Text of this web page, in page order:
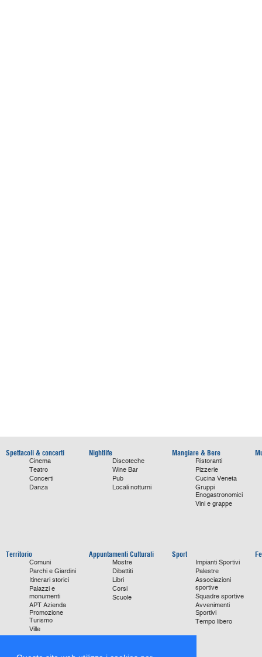
Spettacoli & concerti
Cinema
Teatro
Concerti
Danza
Nightlife
Discoteche
Wine Bar
Pub
Locali notturni
Mangiare & Bere
Ristoranti
Pizzerie
Cucina Veneta
Gruppi
Enogastronomici
Vini e grappe
Territorio
Comuni
Parchi e Giardini
Itinerari storici
Palazzi e
monumenti
APT Azienda
Promozione
Turismo
Ville
Chiese
Storie di Successo
Appuntamenti Culturali
Mostre
Dibattiti
Libri
Corsi
Scuole
Sport
Impianti Sportivi
Palestre
Associazioni
sportive
Squadre sportive
Avvenimenti
Sportivi
Tempo libero